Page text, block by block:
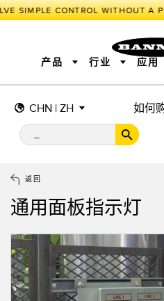
SIMPLE CONTROL WITHOUT A
CHN | ZH 如何
产品
传感器 测量解决方案
机器安全
工业无线
绝对值旋转编码器
SNAP SIGNAL 附件
传感器
光电传感器
行业 应用
工业物联网与智能工厂
机器防护
追踪和跟踪
雷达应用
工业物联网与智能工
储罐料位监控
前缘检测
返回
通用面板指示灯